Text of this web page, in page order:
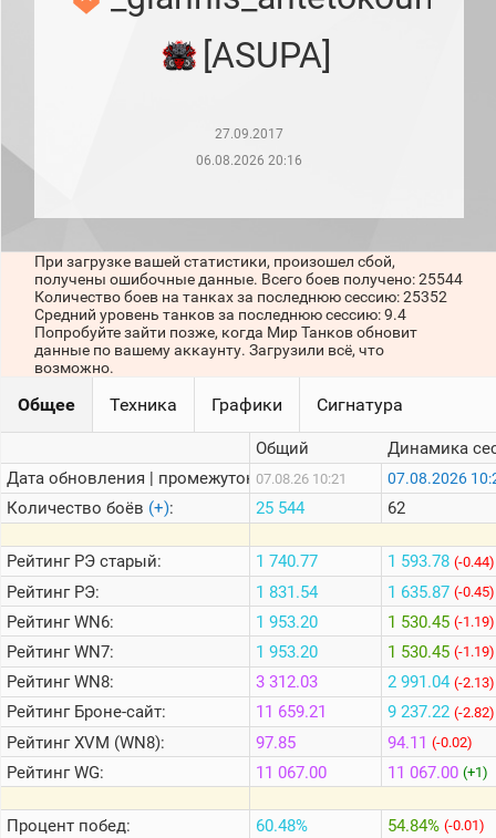
игроков
Кланы
Статистика
стримеров
Информация
Онлайн
Цветовая
шкала
Теlegram
ВК
Портал
Мира
Танков
[ASUPA]
27.09.2017
06.08.2026 20:16
При загрузке вашей статистики, произошел сбой,
получены ошибочные данные. Всего боев получено: 25544
Количество боев на танках за последнюю сессию: 25352
Средний уровень танков за последнюю сессию: 9.4
Попробуйте зайти позже, когда Мир Танков обновит
данные по вашему аккаунту. Загрузили всё, что
возможно.
Общее Техника Графики Сигнатура
Дата обновления | промежуток:
Количество боёв (+):
РейтингРЭ старый:
РейтингРЭ:
РейтингWN6:
РейтингWN7:
РейтингWN8:
РейтингБроне-сайт:
РейтингXVM (WN8):
РейтингWG:
Процент побед:
Общий
07.08.26 10:21
25 544
1 740.77
1 831.54
1 953.20
1 953.20
3 312.03
11 659.21
97.85
11 067.00
60.48%
Динамика
07.08.2026
62
1 593.78 (-0.44)
1 635.87 (-0.45)
1 530.45 (-1.19)
1 530.45 (-1.19)
2 991.04 (-2.13)
9 237.22 (-2.82)
94.11 (-0.02)
11 067.00 (+1)
54.84% (-0.01)